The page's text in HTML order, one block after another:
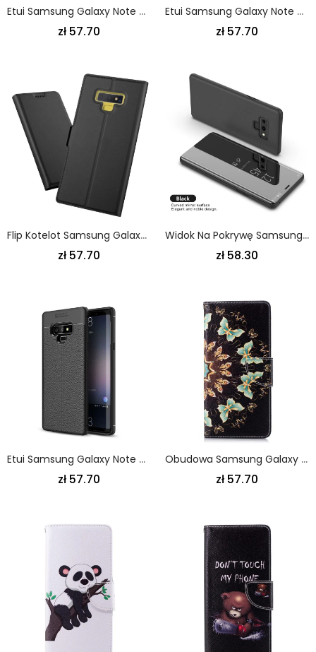
Etui Samsung Galaxy Note 9 Biały Czarny Szczotkowana Hybryda
zł 57.70
Etui Samsung Galaxy Note 9 Fioletowy Czarny Mate Premium Series
zł 57.70
Flip Kotelot Samsung Galaxy Note 9 Złoty Etui Na Karty Z Efektem Skóry Etui Ochronne
zł 57.70
Widok Na Pokrywę Samsung Galaxy Note 9 Jasnoniebieski Czarny Lustro I Imitacja Skóry
zł 58.30
Etui Samsung Galaxy Note 9 Szary Czarny Efekt Skóry Z Podwójną Linią Liczi Etui Ochronne
zł 57.70
Obudowa Samsung Galaxy Note 9 Etui Na Telefon Mandala Motyla
zł 57.70